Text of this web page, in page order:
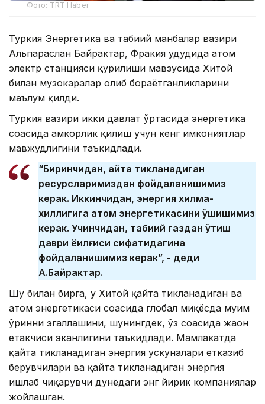
Фото: TRT Haber
Туркия Энергетика ва табиий манбалар вазири
Альпараслан Байрактар, Фракия ҳудудида атом
электр станцияси қурилиши мавзусида Хитой
билан музокаралар олиб бораётганликларини
маълум қилди.
Туркия вазири икки давлат ўртасида энергетика
соҳасида ҳамкорлик қилиш учун кенг имкониятлар
мавжудлигини таъкидлади.
“Биринчидан, қайта тикланадиган
ресурсларимиздан фойдаланишимиз
керак. Иккинчидан, энергия хилма-
хиллигига атом энергетикасини қўшишимиз
керак. Учинчидан, табиий газдан ўтиш
даври ёқилғиси сифатидагина
фойдаланишимиз керак”, - деди
А.Байрактар.
Шу билан бирга, у Хитой қайта тикланадиган ва
атом энергетикаси соҳасида глобал миқёсда муҳим
ўринни эгаллашини, шунингдек, ўз соҳасида жаҳон
етакчиси эканлигини таъкидлади. Мамлакатда
қайта тикланадиган энергия ускуналари етказиб
берувчилари ва қайта тикланадиган энергия
ишлаб чиқарувчи дунёдаги энг йирик компаниялар
жойлашган.